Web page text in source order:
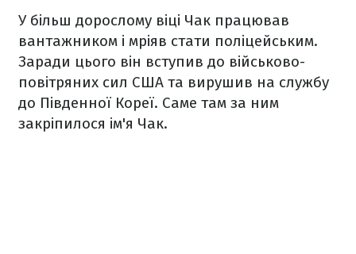
У більш дорослому віці Чак працював
вантажником і мріяв стати поліцейським.
Заради цього він вступив до військово-
повітряних сил США та вирушив на службу
до Південної Кореї. Саме там за ним
закріпилося ім'я Чак.